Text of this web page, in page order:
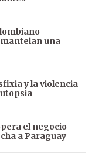
una
y la violencia
el negocio
a Paraguay